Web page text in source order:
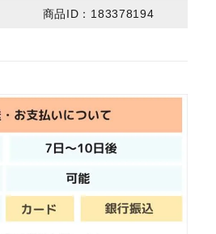
商品ID：183378194